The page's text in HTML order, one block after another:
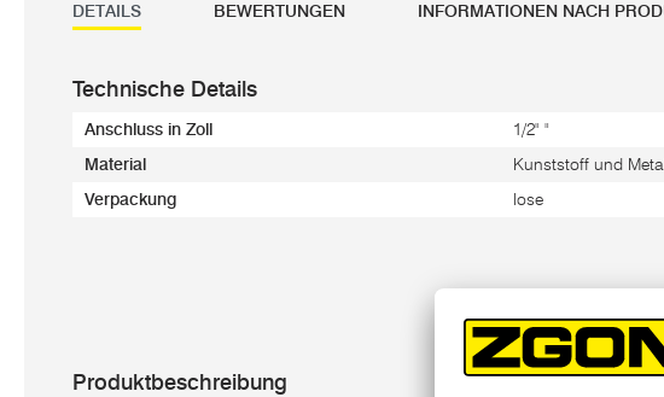
DETAILS BEWERTUNGEN INFORMATIONEN NACH
Technische Details
Anschluss in Zoll 1/2" "
Material Kunststoff und
Verpackung lose
Produktbeschreibung